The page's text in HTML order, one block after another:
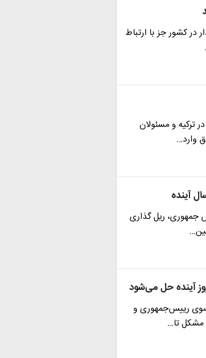
در کشور جز با ارتباط
ترکیه و مسئولان
وارد…
آینده
جمهوری، ریل گذاری
آینده حل می‌شود
سوی رییس‌جمهوری و
مشکل تا…